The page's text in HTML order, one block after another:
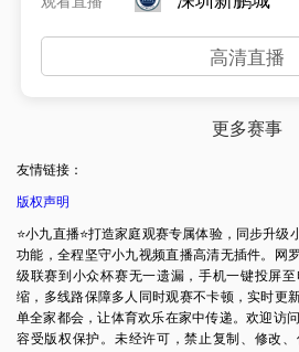
高清直播
更多赛事
友情链接：
版权声明
⭐️小九直播⭐️打造家庭观赛专属体验，同步升
功能，全程坚守小九视频直播高清无插件。网
级联赛到小众杯赛无一遗漏，手机一键投屏
缩，多线路保障多人同时观赛不卡顿，实时更
单全家都会，让体育欢乐在家中传递。欢迎访
容受版权保护。未经许可，禁止复制、修改